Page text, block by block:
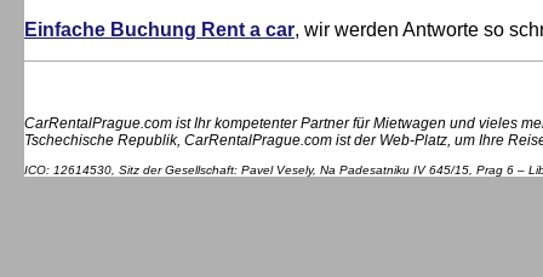
Einfache Buchung Rent a car, wir werden Antworte so
CarRentalPrague.com ist Ihr kompetenter Partner für Mietwagen und vieles
Tschechische Republik, CarRentalPrague.com ist der Web-Platz, um Ihre
ICO: 12614530, Sitz der Gesellschaft: Pavel Vesely, Na Padesatniku IV 645/15, Prag 6 –